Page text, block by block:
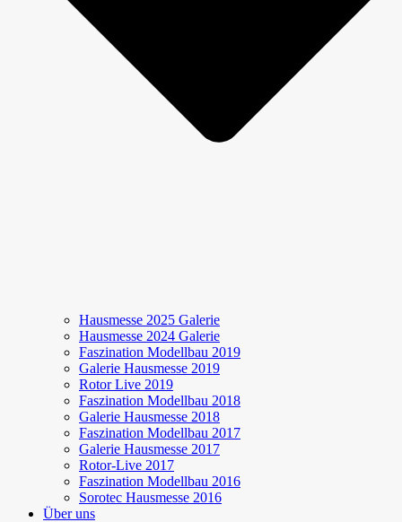
Hausmesse 2025 Galerie
Hausmesse 2024 Galerie
Faszination Modellbau 2019
Galerie Hausmesse 2019
Rotor Live 2019
Faszination Modellbau 2018
Galerie Hausmesse 2018
Faszination Modellbau 2017
Galerie Hausmesse 2017
Rotor-Live 2017
Faszination Modellbau 2016
Sorotec Hausmesse 2016
Über uns